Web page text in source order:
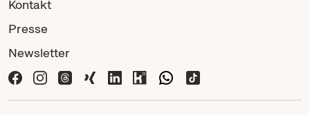
Kontakt
Presse
Newsletter